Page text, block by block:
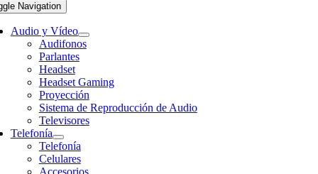
Navigation
Audio y Vídeo
Audifonos
Parlantes
Headset
Headset Gaming
Proyección
Sistema de Reproducción de Audio
Televisores
Telefonía
Telefonía
Celulares